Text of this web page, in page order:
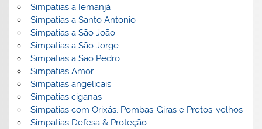
Simpatias a Iemanjá
Simpatias a Santo Antonio
Simpatias a São João
Simpatias a São Jorge
Simpatias a São Pedro
Simpatias Amor
Simpatias angelicais
Simpatias ciganas
Simpatias com Orixás, Pombas-Giras e Pretos-velhos
Simpatias Defesa & Proteção